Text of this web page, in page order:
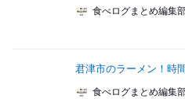
食べログまとめ編集
君津市のラーメン！時
食べログまとめ編集